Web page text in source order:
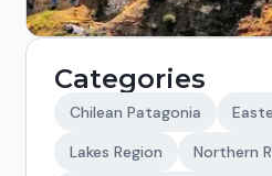
Categories
Chilean Patagonia
Lakes Region
Northern